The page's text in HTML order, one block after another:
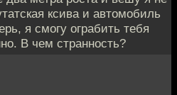
ксива и автомобиль
я смогу ограбить тебя
В чем странность?